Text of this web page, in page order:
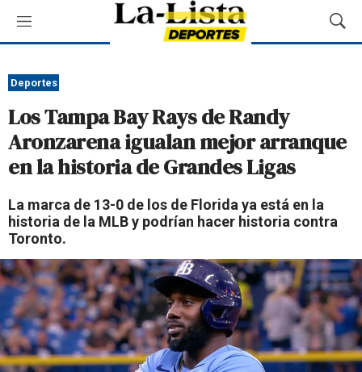
M
e
ú
M
o
B
e
a
Deportes
Los Tampa Bay Rays de Randy
Aronzarena igualan mejor arranque
en la historia de Grandes Ligas
La marca de 13-0 de los de Florida ya está en la
historia de la MLB y podrían hacer historia contra
Toronto.